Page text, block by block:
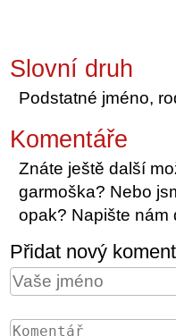
Slovní druh
Podstatné jméno,
Komentáře
Znáte ještě další
garmoška? Nebo
opak? Napište nám
Přidat nový